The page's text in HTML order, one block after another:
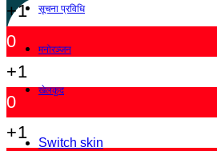
सूचना प्रविधि
मनोरञ्जन
खेलकुद
Switch skin
+1
0
+1
0
+1